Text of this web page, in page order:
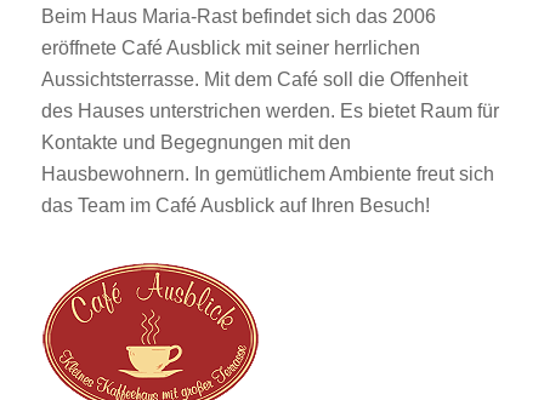
Beim Haus Maria-Rast befindet sich das 2006
eröffnete Café Ausblick mit seiner herrlichen
Aussichtsterrasse. Mit dem Café soll die Offenheit
des Hauses unterstrichen werden. Es bietet Raum für
Kontakte und Begegnungen mit den
Hausbewohnern. In gemütlichem Ambiente freut sich
das Team im Café Ausblick auf Ihren Besuch!